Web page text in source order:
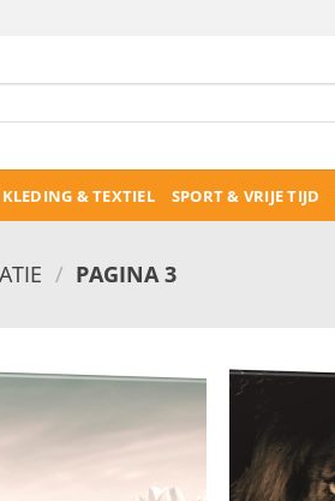
KLEDING & TEXTIEL SPORT & VRIJE TIJD
/ PAGINA 3